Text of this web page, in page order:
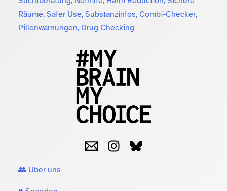
Räume, Safer Use, Substanzinfos, Combi-Checker,
Pillenwarnungen, Drug Checking
👥 Über uns